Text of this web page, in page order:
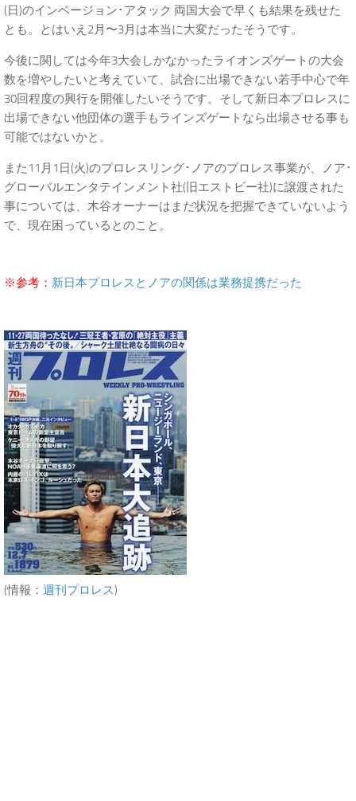
(日)のインベージョン･アタック 両国大会で早くも結果を残せた
とも。とはいえ2月〜3月は本当に大変だったそうです。
今後に関しては今年3大会しかなかったライオンズゲートの大会
数を増やしたいと考えていて、試合に出場できない若手中心で年
30回程度の興行を開催したいそうです。そして新日本プロレスに
出場できない他団体の選手もラインズゲートなら出場させる事も
可能ではないかと。
また11月1日(火)のプロレスリング･ノアのプロレス事業が、ノア･
グローバルエンタテインメント社(旧エストビー社)に譲渡された
事については、木谷オーナーはまだ状況を把握できていないよう
で、現在困っているとのこと。
※参考： 新日本プロレスとノアの関係は業務提携だった
(情報： 週刊プロレス)